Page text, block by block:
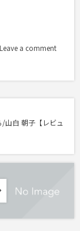
Leave a comment
山白 朝子【レビュ